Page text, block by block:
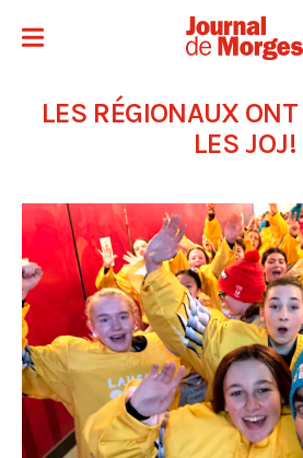
LES RÉGIONAUX
LES JOJ!